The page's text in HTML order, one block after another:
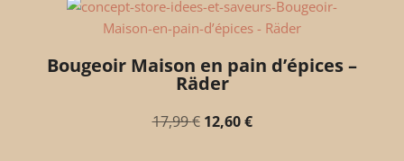
Bougeoir Maison en pain d’épices –
Räder
17,99€ 12,60€